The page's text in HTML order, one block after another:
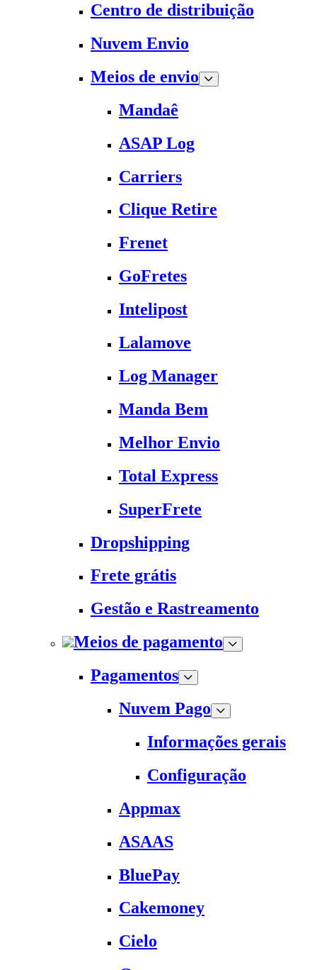
Centro de distribuição
Nuvem Envio
Meios de envio
Mandaê
ASAP Log
Carriers
Clique Retire
Frenet
GoFretes
Intelipost
Lalamove
Log Manager
Manda Bem
Melhor Envio
Total Express
SuperFrete
Dropshipping
Frete grátis
Gestão e Rastreamento
Meios de pagamento
Pagamentos
Nuvem Pago
Informações gerais
Configuração
Appmax
ASAAS
BluePay
Cakemoney
Cielo